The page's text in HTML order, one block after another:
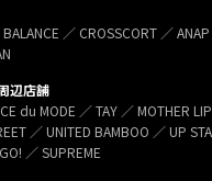
／ CROSSCORT ／
辺店舗
du MODE ／ TAY ／ MOTHER
／ UNITED BAMBOO ／ UP
／ SUPREME